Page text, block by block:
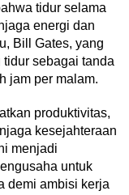
tidur selama
energi dan
Bill Gates, yang
sebagai tanda
jam per malam.
produktivitas,
kesejahteraan
menjadi
untuk
demi ambisi kerja